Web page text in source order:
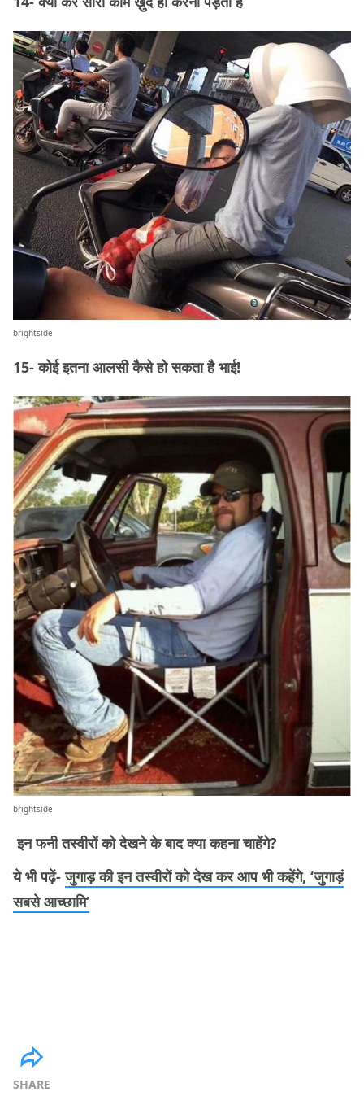
brightside
15- कोई इतना आलसी कैसे हो सकता है भाई!
brightside
इन फनी तस्वीरों को देखने के बाद क्या कहना चाहेंगे?
ये भी पढ़ें-जुगाड़ की इन तस्वीरों को देख कर आप भी कहेंगे, ‘जुगाड़ं
सबसे आच्छामि’
SHARE